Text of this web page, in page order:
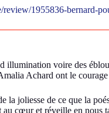
1955836-bernard-
illumination voire des
Achard ont le
la joliesse de ce que la
cœur et réveille en nous